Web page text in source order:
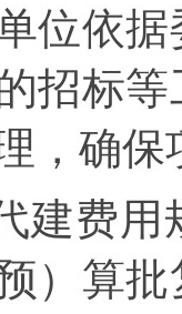
位依
招标
，确
建费
）算